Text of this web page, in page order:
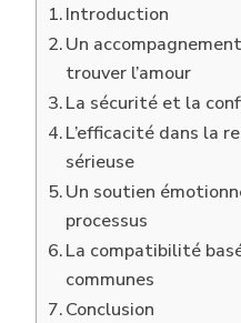
Introduction
Un
trouver l’amour
La sécurité et la
L’efficacité dans la
sérieuse
Un soutien
processus
La compatibilité
communes
Conclusion